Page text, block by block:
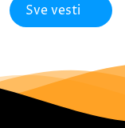
Sve vesti